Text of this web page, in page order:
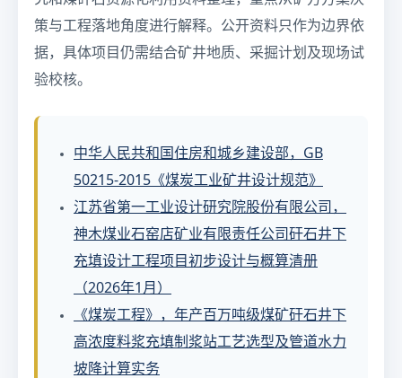
策与工程落地角度进行解释。公开资料只作为边界依
据，具体项目仍需结合矿井地质、采掘计划及现场试
验校核。
中华人民共和国住房和城乡建设部，GB
50215-2015《煤炭工业矿井设计规范》
江苏省第一工业设计研究院股份有限公司，
神木煤业石窑店矿业有限责任公司矸石井下
充填设计工程项目初步设计与概算清册
（2026年1月）
《煤炭工程》，年产百万吨级煤矿矸石井下
高浓度料浆充填制浆站工艺选型及管道水力
坡降计算实务